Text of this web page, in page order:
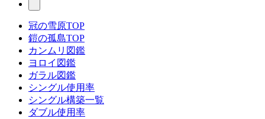
冠の雪原TOP
鎧の孤島TOP
カンムリ図鑑
ヨロイ図鑑
ガラル図鑑
シングル使用率
シングル構築一覧
ダブル使用率